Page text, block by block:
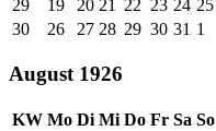
29
19 20 21 22 23 24 25
30
26 27 28 29 30 31 1
August 1926
KW Mo Di Mi Do Fr Sa So